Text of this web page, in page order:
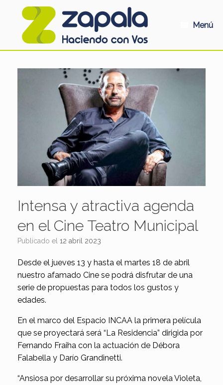
Menú
Intensa y atractiva agenda
en el Cine Teatro Municipal
Publicado el 12 abril 2023
Desde el jueves 13 y hasta el martes 18 de abril
nuestro afamado Cine se podrá disfrutar de una
serie de propuestas para todos los gustos y
edades.
En el marco del Espacio INCAA la primera película
que se proyectará será “La Residencia” dirigida por
Fernando Fraiha con la actuación de Débora
Falabella y Darío Grandinetti.
“Ansiosa por desarrollar su próxima novela Violeta,